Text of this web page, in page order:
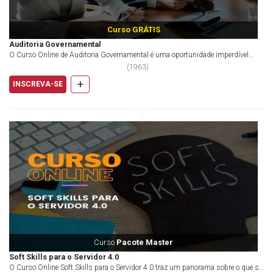
Curso GRÁTIS
Auditoria Governamental
O Curso Online de Auditoria Governamental é uma oportunidade imperdível
para fortalecer seu conhecimento teórico em...
(1963)
INSCREVA-SE
+
Curso Pacote Master
Soft Skills para o Servidor 4.0
O Curso Online Soft Skills para o Servidor 4.0 traz um panorama sobre o que se